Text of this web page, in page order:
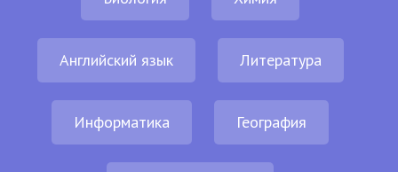
Английский язык Литература
Информатика География